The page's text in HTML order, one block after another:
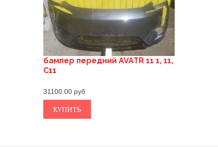
бампер передний AVATR 11 1, 11,
C11
31100.00
КУПИТЬ